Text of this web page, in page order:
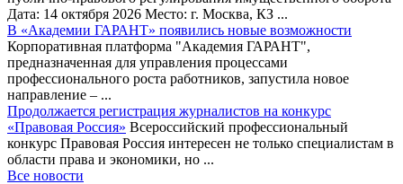
Дата: 14 октября 2026 Место: г. Москва, КЗ ...
В «Академии ГАРАНТ» появились новые возможности
Корпоративная платформа "Академия ГАРАНТ",
предназначенная для управления процессами
профессионального роста работников, запустила новое
направление – ...
Продолжается регистрация журналистов на конкурс
«Правовая Россия» Всероссийский профессиональный
конкурс Правовая Россия интересен не только специалистам в
области права и экономики, но ...
Все новости